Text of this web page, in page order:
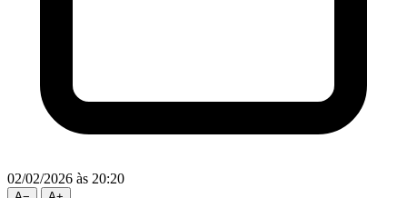
02/02/2026 às 20:20